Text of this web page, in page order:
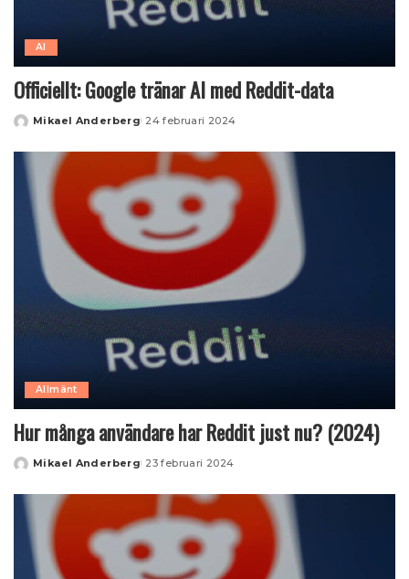
AI
Officiellt: Google tränar AI med Reddit-data
Posted
Mikael Anderberg 24 februari 2024
Allmänt
Hur många användare har Reddit just nu? (2024)
Posted
Mikael Anderberg 23 februari 2024